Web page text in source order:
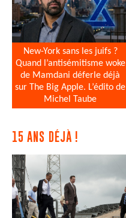
New-York sans les juifs ?
Quand l’antisémitisme woke
de Mamdani déferle déjà
sur The Big Apple. L’édito de
Michel Taube
15 ANS DÉJÀ !